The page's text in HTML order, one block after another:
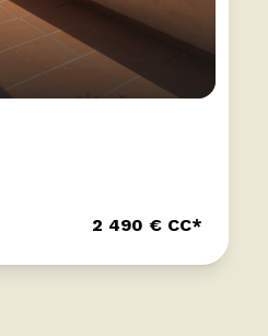
Appartement 3 pièce(s)